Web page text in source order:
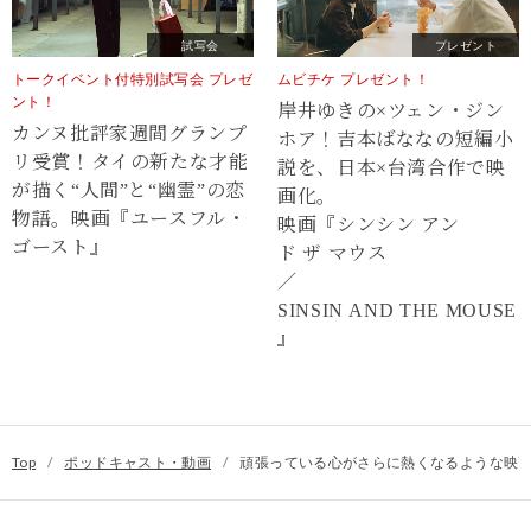
試写会
トークイベント付特別試写会 プレゼ
ント！
カンヌ批評家週間グランプ
リ受賞！タイの新たな才能
が描く“⼈間”と“幽霊”の恋
物語。映画『ユースフル・
ゴースト』
プレゼント
ムビチケ プレゼント！
岸井ゆきの×ツェン・ジン
ホア！吉本ばななの短編小
説を、日本×台湾合作で映
画化。
映画『シンシン アン
ド ザ マウス
／
SINSIN AND THE MOUSE
』
Top / ポッドキャスト・動画 / 頑張っている心がさらに熱くなるような映